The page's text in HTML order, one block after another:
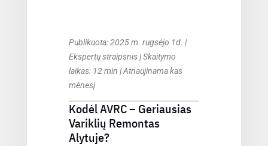
Publikuota: 2025 m. rugsėjo 1d. |
Ekspertų straipsnis | Skaitymo
laikas: 12 min | Atnaujinama kas
mėnesį
Kodėl AVRC – Geriausias
Variklių Remontas
Alytuje?